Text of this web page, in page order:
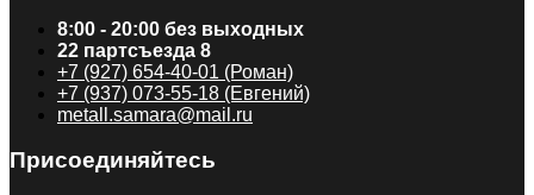
8:00 - 20:00 без выходных
22 партсъезда 8
+7 (927) 654-40-01 (Роман)
+7 (937) 073-55-18 (Евгений)
metall.samara@mail.ru
Присоединяйтесь